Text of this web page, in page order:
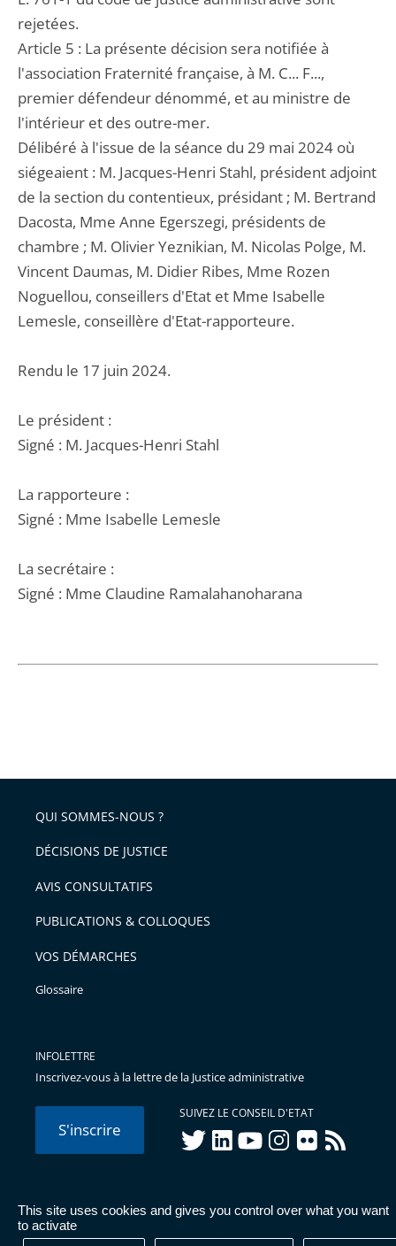
This site uses cookies and gives you control over what you want
to activate
rejetées.
Article 5 : La présente décision sera notifiée à
l'association Fraternité française, à M. C... F...,
premier défendeur dénommé, et au ministre de
l'intérieur et des outre-mer.
Délibéré à l'issue de la séance du 29 mai 2024 où
siégeaient : M. Jacques-Henri Stahl, président adjoint
de la section du contentieux, présidant ; M. Bertrand
Dacosta, Mme Anne Egerszegi, présidents de
chambre ; M. Olivier Yeznikian, M. Nicolas Polge, M.
Vincent Daumas, M. Didier Ribes, Mme Rozen
Noguellou, conseillers d'Etat et Mme Isabelle
Lemesle, conseillère d'Etat-rapporteure.
Rendu le 17 juin 2024.
Le président :
Signé : M. Jacques-Henri Stahl
La rapporteure :
Signé : Mme Isabelle Lemesle
La secrétaire :
Signé : Mme Claudine Ramalahanoharana
QUI SOMMES-NOUS ?
DÉCISIONS DE JUSTICE
AVIS CONSULTATIFS
PUBLICATIONS & COLLOQUES
VOS DÉMARCHES
Glossaire
INFOLETTRE
Inscrivez-vous à la lettre de la Justice administrative
S'inscrire
SUIVEZ LE CONSEIL D'ETAT
twitterlinkedInyoutubeinstagram
flickr rss
© Conseil d'État 2026 - Mentions légales
Données
personnelles-Publications administratives-Accessibilité :